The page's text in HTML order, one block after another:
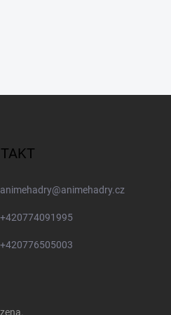
animehadry@animehadry.cz
+420774091995
+420776505003